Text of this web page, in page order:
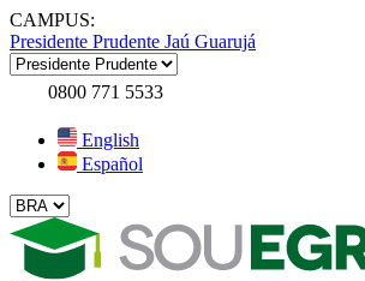
CAMPUS:
Presidente Prudente Jaú Guarujá
0800 771 5533
English
Español